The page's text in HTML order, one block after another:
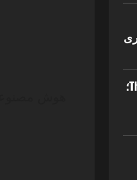
جنجال IMAX 70mm برای فیلم The Odyssey؛